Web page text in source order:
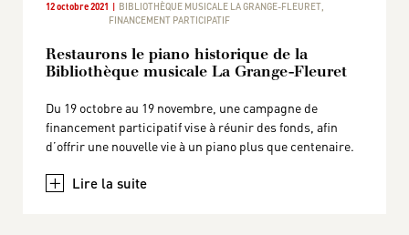
12 octobre 2021 BIBLIOTHÈQUE MUSICALE LA GRANGE-FLEURET
FINANCEMENT PARTICIPATIF
Restaurons le piano historique de la
Bibliothèque musicale La Grange-Fleuret
Du 19 octobre au 19 novembre, une campagne de
financement participatif vise à réunir des fonds, afin
d’offrir une nouvelle vie à un piano plus que centenaire.
+